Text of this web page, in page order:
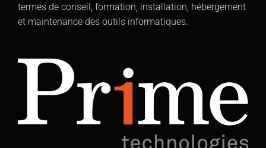
termes de conseil, formation, installation, hébergement
et maintenance des outils informatiques.